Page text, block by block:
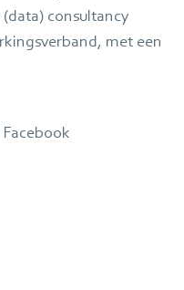
consultancy
met een
Facebook